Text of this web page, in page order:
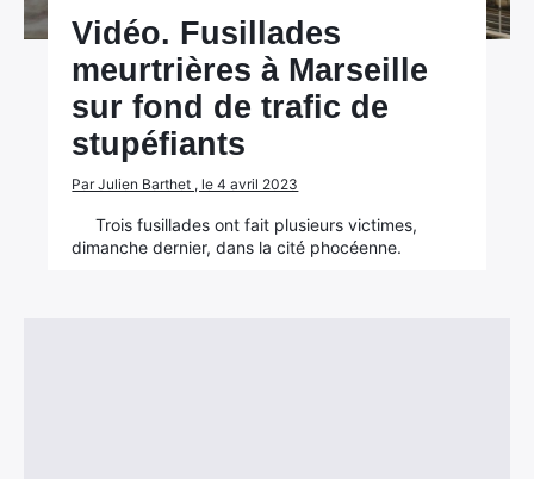
Vidéo. Fusillades
meurtrières à Marseille
sur fond de trafic de
stupéfiants
Par Julien Barthet , le 4 avril 2023
Trois fusillades ont fait plusieurs victimes,
dimanche dernier, dans la cité phocéenne.